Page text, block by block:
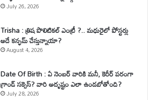
July 26, 2026
Trisha : త్రిష పొలిటికల్ ఎంట్రీ ?.. మధురైలో పోస్టర్లు
అదే కన్ఫమ్ చేస్తున్నాయా?
August 4, 2026
Date Of Birth : ఏ నెంబర్ వారికి మనీ, కెరీర్ పరంగా
గ్రాండ్ సక్సెస్? వారి అదృష్టం ఎలా ఉండబోతోంది?
July 28, 2026